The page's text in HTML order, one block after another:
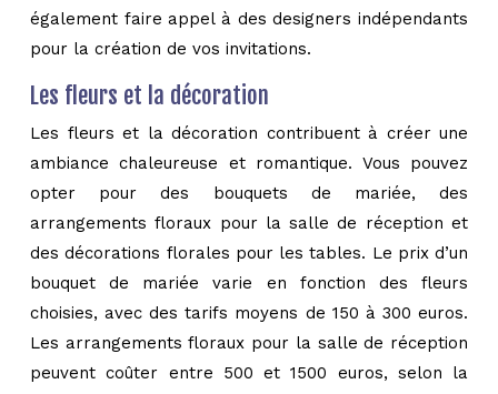
également faire appel à des designers indépendants
pour la création de vos invitations.
Les fleurs et la décoration
Les fleurs et la décoration contribuent à créer une
ambiance chaleureuse et romantique. Vous pouvez
opter pour des bouquets de mariée, des
arrangements floraux pour la salle de réception et
des décorations florales pour les tables. Le prix d’un
bouquet de mariée varie en fonction des fleurs
choisies, avec des tarifs moyens de 150 à 300 euros.
Les arrangements floraux pour la salle de réception
peuvent coûter entre 500 et 1500 euros, selon la